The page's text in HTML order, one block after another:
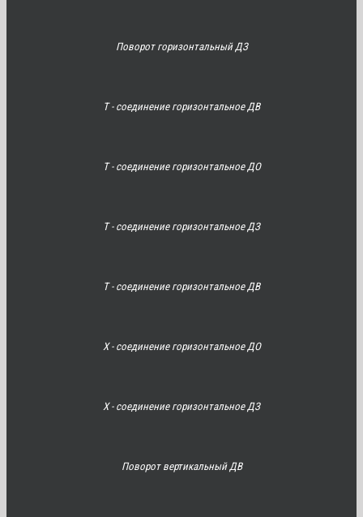
Поворот горизонтальный ДЗ
Т - соединение горизонтальное ДВ
Т - соединение горизонтальное ДО
Т - соединение горизонтальное ДЗ
Т - соединение горизонтальное ДВ
Х - соединение горизонтальное ДО
Х - соединение горизонтальное ДЗ
Поворот вертикальный ДВ